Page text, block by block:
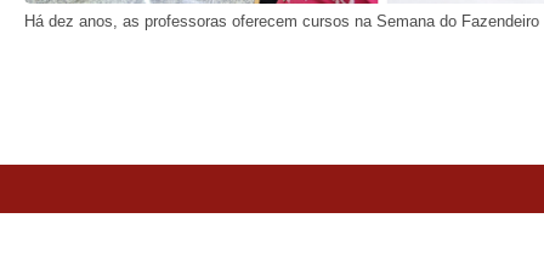
Há dez anos, as professoras oferecem cursos na Semana do Fazendeiro